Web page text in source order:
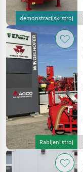
demonstracijski stroj
Rabljeni stroj